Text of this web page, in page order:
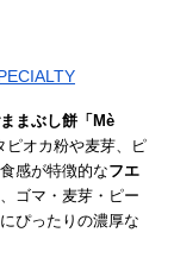
まぶし餅「Mè
ピオカ粉や麦芽、ピ
感が特徴的なフエ
ゴマ・麦芽・ピー
ぴったりの濃厚な